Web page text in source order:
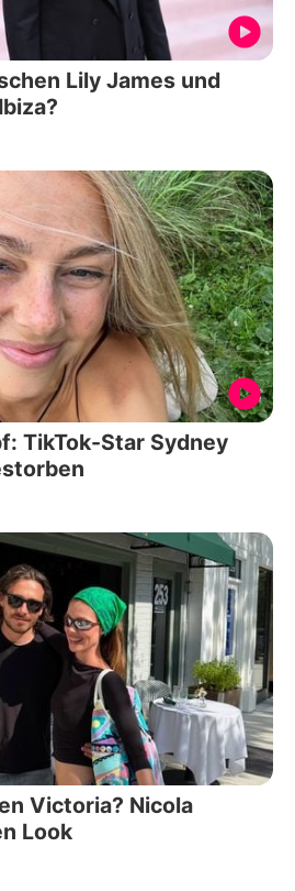
Lily James und
TikTok-Star Sydney
Victoria? Nicola
Look